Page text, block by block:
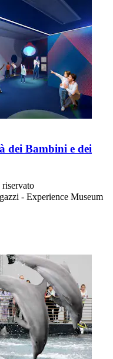
dei Bambini e dei
- Experience Museum